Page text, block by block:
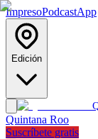
ImpresoPodcastApp
Edición
Quintana Roo
Suscríbete gratis